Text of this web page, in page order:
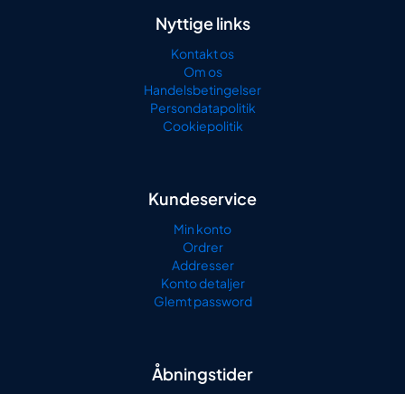
Nyttige links
Kontakt os
Om os
Handelsbetingelser
Persondatapolitik
Cookiepolitik
Kundeservice
Min konto
Ordrer
Addresser
Konto detaljer
Glemt password
Åbningstider